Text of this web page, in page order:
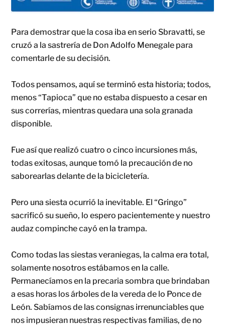
Para demostrar que la cosa iba en serio Sbravatti, se
cruzó a la sastrería de Don Adolfo Menegale para
comentarle de su decisión.
Todos pensamos, aquí se terminó esta historia; todos,
menos “Tapioca” que no estaba dispuesto a cesar en
sus correrías, mientras quedara una sola granada
disponible.
Fue así que realizó cuatro o cinco incursiones más,
todas exitosas, aunque tomó la precaución de no
saborearlas delante de la bicicletería.
Pero una siesta ocurrió la inevitable. El “Gringo”
sacrificó su sueño, lo espero pacientemente y nuestro
audaz compinche cayó en la trampa.
Como todas las siestas veraniegas, la calma era total,
solamente nosotros estábamos en la calle.
Permanecíamos en la precaria sombra que brindaban
a esas horas los árboles de la vereda de lo Ponce de
León. Sabíamos de las consignas irrenunciables que
nos impusieran nuestras respectivas familias, de no